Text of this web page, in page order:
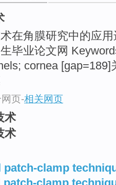
在角膜研究中的应
毕业论文网
cornea
页-相关网页
术
术
patch-clamp